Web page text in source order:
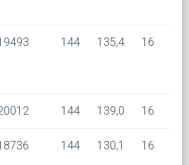
144 135,4 16
144 139,0 16
144 130,1 16